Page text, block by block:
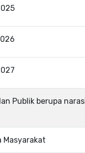
Publik berupa
Masyarakat